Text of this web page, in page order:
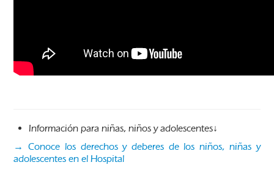
Información para niñas, niños y adolescentes↓
→ Conoce los derechos y deberes de los niños, niñas y
adolescentes en el Hospital